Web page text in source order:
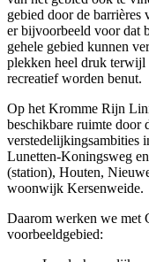
gebied door de
er bijvoorbeeld voor dat
gehele gebied kunnen
plekken heel druk terwijl
recreatief worden benut.
Op het Kromme Rijn
beschikbare ruimte door
verstedelijkingsambities
Lunetten-Koningsweg
(station), Houten,
woonwijk Kersenweide.
Daarom werken we met
voorbeeldgebied: